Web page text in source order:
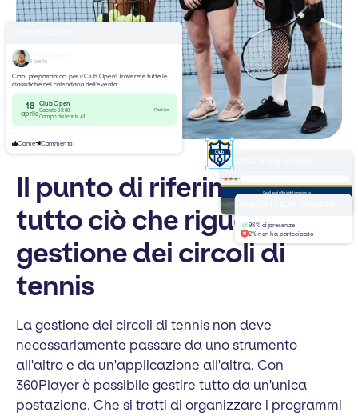
Il punto di riferimento per
tutto ciò che riguarda la
gestione dei circoli di
tennis
La gestione dei circoli di tennis non deve
necessariamente passare da uno strumento
all'altro e da un'applicazione all'altra. Con
360Player è possibile gestire tutto da un'unica
postazione. Che si tratti di organizzare i programmi
Costruttore di siti web
yourclub.com
CasaSquadreNotizieInformazioni su
3 ore fa
Ciao, prepariamoci per il Club Open! Troverete tutte le
classifiche nel calendario dell'evento.
18
aprile
Club Open
Sabato 09:00
Campo da tennis A1
Partita
Come Commento
98% di presenze
2% non ha partecipato